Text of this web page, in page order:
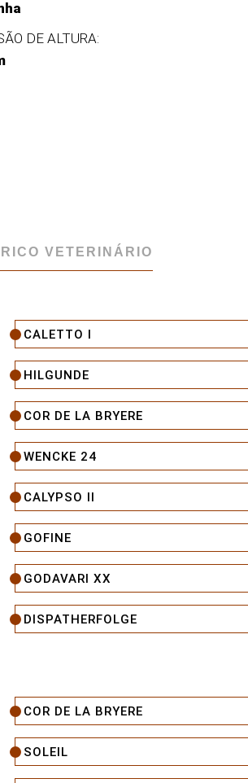
DE ALTURA:
VETERINÁRIO
CALETTO I
HILGUNDE
COR DE LA BRYERE
WENCKE 24
CALYPSO II
GOFINE
GODAVARI XX
DISPATHERFOLGE
COR DE LA BRYERE
SOLEIL